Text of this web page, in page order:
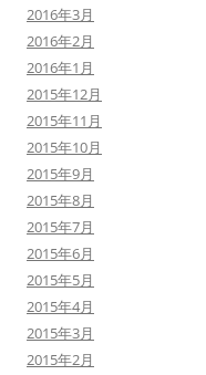
2016年3月
2016年2月
2016年1月
2015年12月
2015年11月
2015年10月
2015年9月
2015年8月
2015年7月
2015年6月
2015年5月
2015年4月
2015年3月
2015年2月